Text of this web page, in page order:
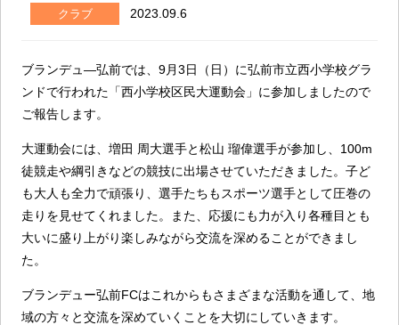
クラブ 2023.09.6
ブランデュ―弘前では、9月3日（日）に弘前市立西小学校グラ
ンドで行われた「西小学校区民大運動会」に参加しましたので
ご報告します。
大運動会には、増田 周大選手と松山 瑠偉選手が参加し、100m
徒競走や綱引きなどの競技に出場させていただきました。子ど
も大人も全力で頑張り、選手たちもスポーツ選手として圧巻の
走りを見せてくれました。また、応援にも力が入り各種目とも
大いに盛り上がり楽しみながら交流を深めることができまし
た。
ブランデュー弘前FCはこれからもさまざまな活動を通して、地
域の方々と交流を深めていくことを大切にしていきます。